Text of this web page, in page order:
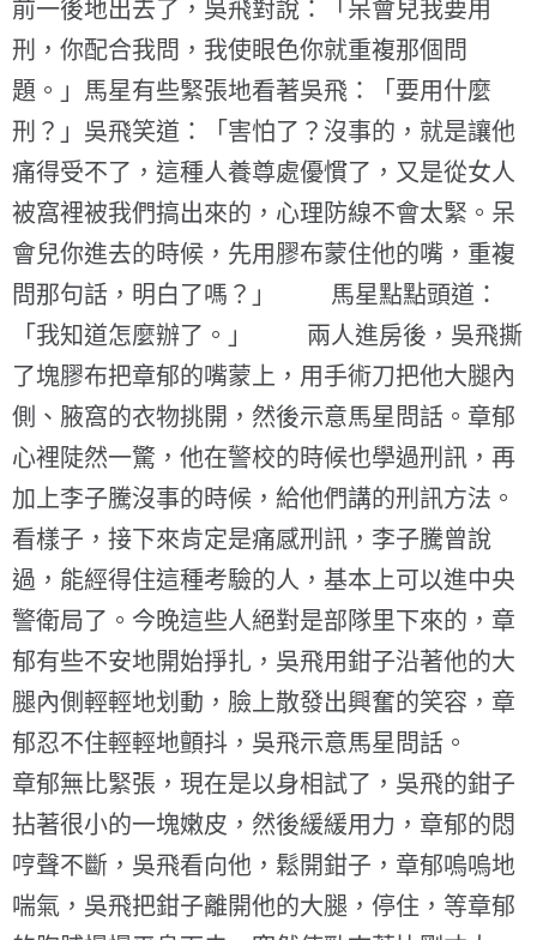
前一後地出去了，吳飛對說：「呆會兒我要用
刑，你配合我問，我使眼色你就重複那個問
題。」馬星有些緊張地看著吳飛：「要用什麼
刑？」吳飛笑道：「害怕了？沒事的，就是讓他
痛得受不了，這種人養尊處優慣了，又是從女人
被窩裡被我們搞出來的，心理防線不會太緊。呆
會兒你進去的時候，先用膠布蒙住他的嘴，重複
問那句話，明白了嗎？」 馬星點點頭道：
「我知道怎麼辦了。」 兩人進房後，吳飛撕
了塊膠布把章郁的嘴蒙上，用手術刀把他大腿內
側、腋窩的衣物挑開，然後示意馬星問話。章郁
心裡陡然一驚，他在警校的時候也學過刑訊，再
加上李子騰沒事的時候，給他們講的刑訊方法。
看樣子，接下來肯定是痛感刑訊，李子騰曾說
過，能經得住這種考驗的人，基本上可以進中央
警衛局了。今晚這些人絕對是部隊里下來的，章
郁有些不安地開始掙扎，吳飛用鉗子沿著他的大
腿內側輕輕地划動，臉上散發出興奮的笑容，章
郁忍不住輕輕地顫抖，吳飛示意馬星問話。
章郁無比緊張，現在是以身相試了，吳飛的鉗子
拈著很小的一塊嫩皮，然後緩緩用力，章郁的悶
哼聲不斷，吳飛看向他，鬆開鉗子，章郁嗚嗚地
喘氣，吳飛把鉗子離開他的大腿，停住，等章郁